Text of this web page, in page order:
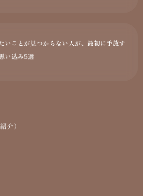
いことが見つからない人が、最初に手放す
い込み5選
介）